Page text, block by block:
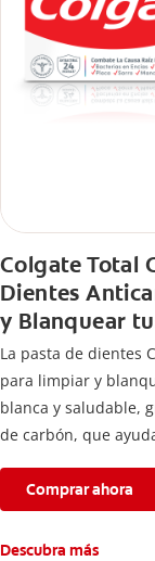
Colgate Total
Dientes
y Blanquear
La pasta de dientes
para limpiar y
blanca y saludable,
de carbón, que
Comprar ahora
Descubra más